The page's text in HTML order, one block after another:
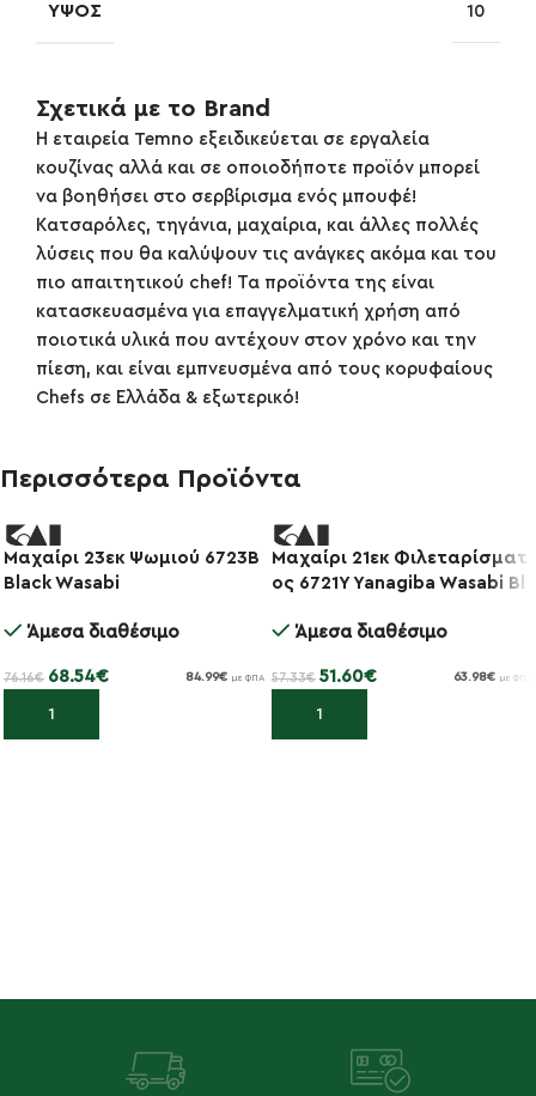
ΎΨΟΣ 10
Σχετικά με το Brand
Η εταιρεία Temno εξειδικεύεται σε εργαλεία
κουζίνας αλλά και σε οποιοδήποτε προϊόν μπορεί
να βοηθήσει στο σερβίρισμα ενός μπουφέ!
Κατσαρόλες, τηγάνια, μαχαίρια, και άλλες πολλές
λύσεις που θα καλύψουν τις ανάγκες ακόμα και του
πιο απαιτητικού chef! Τα προϊόντα της είναι
κατασκευασμένα για επαγγελματική χρήση από
ποιοτικά υλικά που αντέχουν στον χρόνο και την
πίεση, και είναι εμπνευσμένα από τους κορυφαίους
Chefs σε Ελλάδα & εξωτερικό!
Περισσότερα Προϊόντα
-10%
Μαχαίρι 23εκ Ψωμιού 6723B
Black Wasabi
Άμεσα διαθέσιμο
76.16€ 68.54€ 84.99€ με ΦΠΑ
Προσθήκη στο καλάθι
Μαχαίρι 21εκ Φιλεταρίσματ
ος 6721Y Yanagiba Wasabi Bl
Άμεσα διαθέσιμο
57.33€ 51.60€ 63.98€ με ΦΠΑ
Προσθήκη στο καλάθι